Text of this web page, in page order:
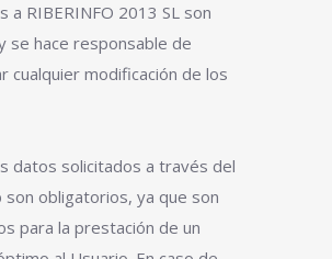
a RIBERINFO 2013 SL son
se hace responsable de
cualquier modificación de los
datos solicitados a través del
son obligatorios, ya que son
para la prestación de un